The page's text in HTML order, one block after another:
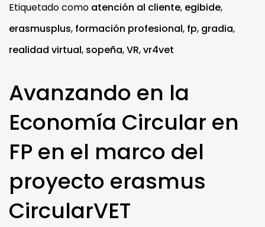
Etiquetado como atención al cliente, egibide,
erasmusplus, formación profesional, fp, gradia,
realidad virtual, sopeña,VR,vr4vet
Avanzando en la
Economía Circular en
FP en el marco del
proyecto erasmus
CircularVET